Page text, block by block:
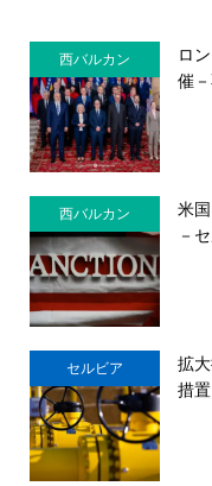
西バルカン
ロ
催
西バルカン
米
－
セルビア
拡
措